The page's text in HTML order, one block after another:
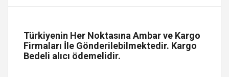
Türkiyenin Her Noktasına Ambar ve Kargo
Firmaları İle Gönderilebilmektedir. Kargo
Bedeli alıcı ödemelidir.